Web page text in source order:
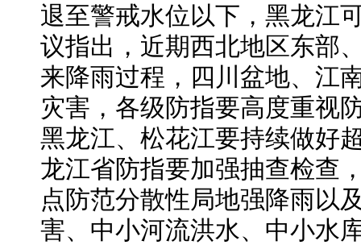
退至警戒水位以下，黑龙江
议指出，近期西北地区东部
来降雨过程，四川盆地、江
灾害，各级防指要高度重视
黑龙江、松花江要持续做好
龙江省防指要加强抽查检查
点防范分散性局地强降雨以
害、中小河流洪水、中小水